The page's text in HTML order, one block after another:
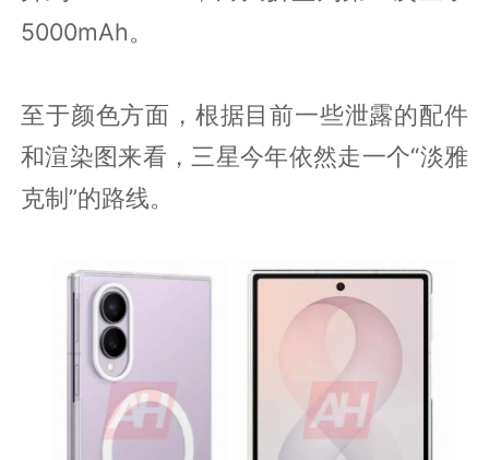
5000mAh。
至于颜色方面，根据目前一些泄露的配件
和渲染图来看，三星今年依然走一个“淡雅
克制”的路线。